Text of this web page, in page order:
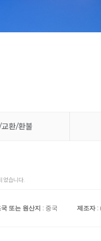
환/환불
었습니다.
또는 원산지 : 중국 제조자: